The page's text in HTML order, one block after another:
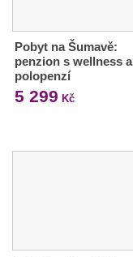
Pobyt na Šumavě:
penzion s wellness a
polopenzí
5 299 Kč